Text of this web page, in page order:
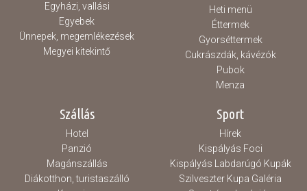
Egyházi, vallási
Egyebek
Ünnepek, megemlékezések
Megyei kitekintő
Heti menü
Éttermek
Gyorséttermek
Cukrászdák, kávézók
Pubok
Menza
Szállás
Hotel
Panzió
Magánszállás
Diákotthon, turistaszálló
Sport
Hírek
Kispályás Foci
Kispályás Labdarúgó Kupák
Szilveszter Kupa Galéria